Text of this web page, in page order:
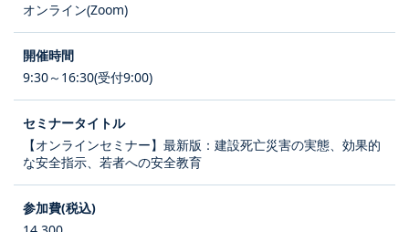
オンライン(Zoom)
9:30～16:30(受付9:00)
【オンラインセミナー】最新版：建設死亡災害の実態、効果的
な安全指示、若者への安全教育